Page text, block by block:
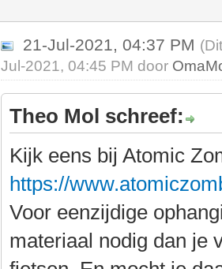
21-Jul-2021, 04:37 PM
Jul-2021, 04:45 PM door
Theo Mol schreef:
Kijk eens bij Atomic
https://
Voor eenzijdige
materiaal nodig dan je